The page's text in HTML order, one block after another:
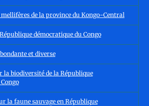
mellifères de la province du Kongo-Central
démocratique du Congo
et diverse
biodiversité de la République
la faune sauvage en République